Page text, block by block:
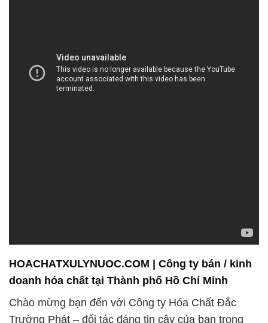
Trường Phát – đối tác đáng tin cậy của bạn trong
lĩnh vực cung ứng và phân phối hóa chất. Chúng tôi
tự hào là một đơn vị chuyên nghiệp, luôn đặt lợi ích
của khách hàng lên hàng đầu. Dưới đây là một số
điểm nổi bật về chúng tôi: